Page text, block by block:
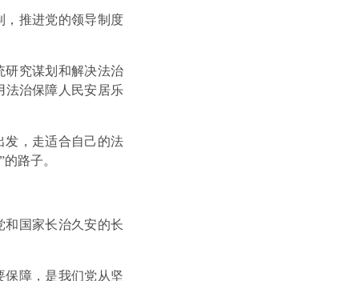
，推进党的领导制度
研究谋划和解决法治
法治保障人民安居乐
发，走适合自己的法
路子。
和国家长治久安的长
保障，是我们党从坚